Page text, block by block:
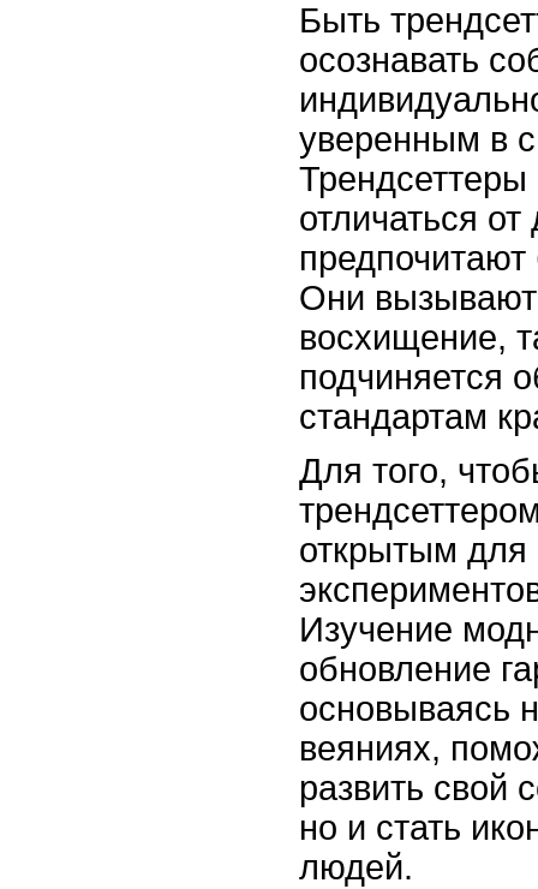
Быть
осознавать
уверенным в
Трендсеттеры
отличаться от
Они
восхищение,
подчиняется
стандартам
Для того,
открытым
Изучение
обновление
основываясь
веяниях,
развить свой
но и стать
людей.